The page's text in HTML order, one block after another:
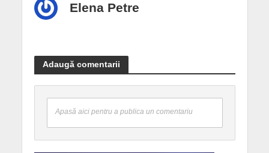
Elena Petre
Adaugă comentarii
Apasă aici pentru a publica un comentariu